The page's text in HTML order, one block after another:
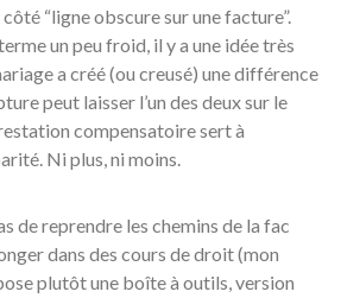
“ligne obscure sur une facture”.
un peu froid, il y a une idée très
a créé (ou creusé) une différence
peut laisser l’un des deux sur le
compensatoire sert à
Ni plus, ni moins.
de reprendre les chemins de la fac
dans des cours de droit (mon
plutôt une boîte à outils, version